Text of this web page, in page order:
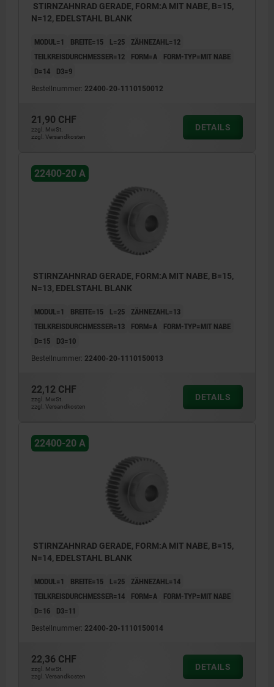
Form B: ohne Nabe
STIRNZAHNRAD GERADE, FORM:A MIT NABE, B=15,
N=12, EDELSTAHL BLANK
MODUL=1 BREITE=15 L=25 ZÄHNEZAHL=12
TEILKREISDURCHMESSER=12
FORM=A
FORM-TYP=MIT NABE
D=14
D3=9
Bestellnummer: 22400-20-1110150012
21,90 CHF
zzgl. MwSt.
zzgl. Versandkosten
DETAILS
22400-20 A
STIRNZAHNRAD GERADE, FORM:A MIT NABE, B=15,
N=13, EDELSTAHL BLANK
MODUL=1 BREITE=15 L=25 ZÄHNEZAHL=13
TEILKREISDURCHMESSER=13
FORM=A
FORM-TYP=MIT NABE
D=15
D3=10
Bestellnummer: 22400-20-1110150013
22,12 CHF
zzgl. MwSt.
zzgl. Versandkosten
DETAILS
22400-20 A
STIRNZAHNRAD GERADE, FORM:A MIT NABE, B=15,
N=14, EDELSTAHL BLANK
MODUL=1 BREITE=15 L=25 ZÄHNEZAHL=14
TEILKREISDURCHMESSER=14
FORM=A
FORM-TYP=MIT NABE
D=16
D3=11
Bestellnummer: 22400-20-1110150014
22,36 CHF
zzgl. MwSt.
zzgl. Versandkosten
DETAILS